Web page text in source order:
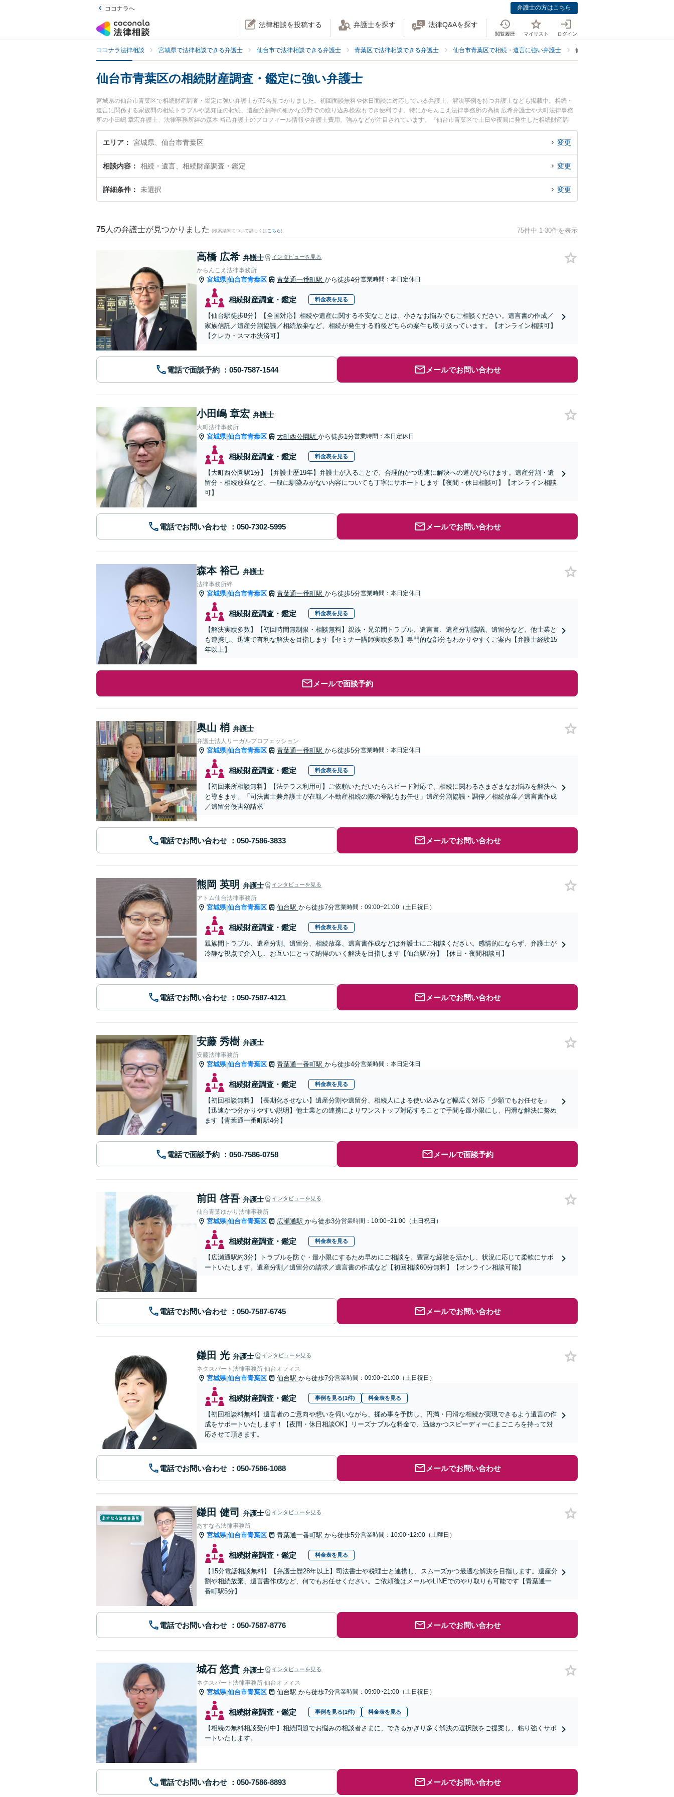
ココナラへ 弁護士の方はこちら
法律相談を投稿する 弁護士を探す 法律Q&Aを探す
閲覧履歴 マイリスト ログイン
ココナラ法律相談 宮城県で法律相談できる弁護士 仙台市で法律相談できる弁護士 青葉区で法律相談できる弁護士 仙台市青葉区で相続・遺言に強い弁護士 仙台市青葉区で相続財産調査・鑑定
仙台市青葉区の相続財産調査・鑑定に強い弁護士
宮城県の仙台市青葉区で相続財産調査・鑑定に強い弁護士が75名見つかりました。初回面談無料や休日面談に対応している弁護士、解決事例を持つ弁護士なども掲載中。相続・
遺言に関係する家族間の相続トラブルや認知症の相続、遺産分割等の細かな分野での絞り込み検索もでき便利です。特にからんこえ法律事務所の高橋 広希弁護士や大町法律事務
所の小田嶋 章宏弁護士、法律事務所絆の森本 裕己弁護士のプロフィール情報や弁護士費用、強みなどが注目されています。『仙台市青葉区で土日や夜間に発生した相続財産調
査・鑑定のトラブルを今すぐに弁護士に相談したい』『相続財産調査・鑑定のトラブル解決の実績豊富な近くの弁護士を検索したい』『初回相談無料で相続財産調査・鑑定を法律
相談できる仙台市青葉区内の弁護士に相談予約したい』などでお困りの相談者さんにおすすめです。
エリア 宮城県、仙台市青葉区 変更
相談内容 相続・遺言、相続財産調査・鑑定 変更
詳細条件 未選択 変更
75 人の弁護士が見つかりました (検索結果について詳しくは こちら) 75件中 1-30件を表示
高橋 広希 弁護士 インタビューを見る
からんこえ法律事務所
宮城県|仙台市青葉区 青葉通一番町駅 から徒歩4分営業時間：本日定休日
相続財産調査・鑑定 料金表を見る
【仙台駅徒歩8分】【全国対応】相続や遺産に関する不安なことは、小さなお悩みでもご相談ください。遺言書の作成／
家族信託／遺産分割協議／相続放棄など、相続が発生する前後どちらの案件も取り扱っています。【オンライン相談可】
【クレカ・スマホ決済可】
電話で面談予約 メールでお問い合わせ
小田嶋 章宏 弁護士
大町法律事務所
宮城県|仙台市青葉区 大町西公園駅 から徒歩1分営業時間：本日定休日
相続財産調査・鑑定 料金表を見る
【大町西公園駅1分】【弁護士歴19年】弁護士が入ることで、合理的かつ迅速に解決への道がひらけます。遺産分割・遺
留分・相続放棄など、一般に馴染みがない内容についても丁寧にサポートします【夜間・休日相談可】【オンライン相談
可】
電話でお問い合わせ メールでお問い合わせ
森本 裕己 弁護士
法律事務所絆
宮城県|仙台市青葉区 青葉通一番町駅 から徒歩5分営業時間：本日定休日
相続財産調査・鑑定 料金表を見る
【解決実績多数】【初回時間無制限・相談無料】親族・兄弟間トラブル、遺言書、遺産分割協議、遺留分など、他士業と
も連携し、迅速で有利な解決を目指します【セミナー講師実績多数】専門的な部分もわかりやすくご案内【弁護士経験15
年以上】
メールで面談予約
奥山 梢 弁護士
弁護士法人リーガルプロフェッション
宮城県|仙台市青葉区 青葉通一番町駅 から徒歩5分営業時間：本日定休日
相続財産調査・鑑定 料金表を見る
【初回来所相談無料】【法テラス利用可】ご依頼いただいたらスピード対応で、相続に関わるさまざまなお悩みを解決へ
と導きます。「司法書士兼弁護士が在籍／不動産相続の際の登記もお任せ」遺産分割協議・調停／相続放棄／遺言書作成
／遺留分侵害額請求
電話でお問い合わせ メールでお問い合わせ
熊岡 英明 弁護士 インタビューを見る
アトム仙台法律事務所
宮城県|仙台市青葉区 仙台駅 から徒歩7分営業時間：09:00~21:00（土日祝日）
相続財産調査・鑑定 料金表を見る
親族間トラブル、遺産分割、遺留分、相続放棄、遺言書作成などは弁護士にご相談ください。感情的にならず、弁護士が
冷静な視点で介入し、お互いにとって納得のいく解決を目指します【仙台駅7分】【休日・夜間相談可】
電話でお問い合わせ メールでお問い合わせ
安藤 秀樹 弁護士
安藤法律事務所
宮城県|仙台市青葉区 青葉通一番町駅 から徒歩4分営業時間：本日定休日
相続財産調査・鑑定 料金表を見る
【初回相談無料】【長期化させない】遺産分割や遺留分、相続人による使い込みなど幅広く対応「少額でもお任せを」
【迅速かつ分かりやすい説明】他士業との連携によりワンストップ対応することで手間を最小限にし、円滑な解決に努め
ます【青葉通一番町駅4分】
電話で面談予約 メールで面談予約
前田 啓吾 弁護士 インタビューを見る
仙台青葉ゆかり法律事務所
宮城県|仙台市青葉区 広瀬通駅 から徒歩3分営業時間：10:00~21:00（土日祝日）
相続財産調査・鑑定 料金表を見る
【広瀬通駅約3分】トラブルを防ぐ・最小限にするため早めにご相談を。豊富な経験を活かし、状況に応じて柔軟にサポ
ートいたします。遺産分割／遺留分の請求／遺言書の作成など【初回相談60分無料】【オンライン相談可能】
電話でお問い合わせ メールでお問い合わせ
鎌田 光 弁護士 インタビューを見る
ネクスパート法律事務所 仙台オフィス
宮城県|仙台市青葉区 仙台駅 から徒歩7分営業時間：09:00~21:00（土日祝日）
相続財産調査・鑑定 事例を見る(1件) 料金表を見る
【初回相談料無料】遺言者のご意向や想いを伺いながら、揉め事を予防し、円満・円滑な相続が実現できるよう遺言の作
成をサポートいたします！【夜間・休日相談OK】リーズナブルな料金で、迅速かつスピーディーにまごころを持って対
応させて頂きます。
電話でお問い合わせ メールでお問い合わせ
鎌田 健司 弁護士 インタビューを見る
あすなろ法律事務所
宮城県|仙台市青葉区 青葉通一番町駅 から徒歩5分営業時間：10:00~12:00（土曜日）
相続財産調査・鑑定 料金表を見る
【15分電話相談無料】【弁護士歴28年以上】司法書士や税理士と連携し、スムーズかつ最適な解決を目指します。遺産分
割や相続放棄、遺言書作成など、何でもお任せください。ご依頼後はメールやLINEでのやり取りも可能です【青葉通一
番町駅5分】
電話でお問い合わせ メールでお問い合わせ
城石 悠貴 弁護士 インタビューを見る
ネクスパート法律事務所 仙台オフィス
宮城県|仙台市青葉区 仙台駅 から徒歩7分営業時間：09:00~21:00（土日祝日）
相続財産調査・鑑定 事例を見る(1件) 料金表を見る
【相続の無料相談受付中】相続問題でお悩みの相談者さまに、できるかぎり多く解決の選択肢をご提案し、粘り強くサポ
ートいたします。
電話でお問い合わせ メールでお問い合わせ